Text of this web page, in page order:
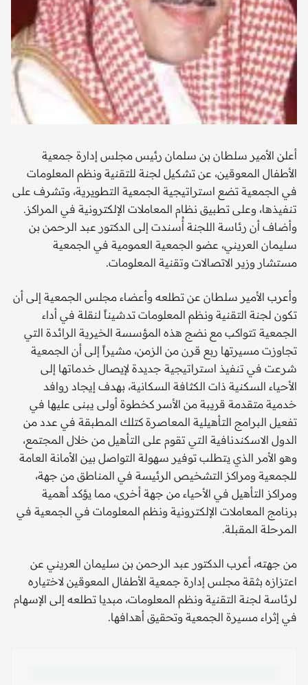
أعلن الأمير سلطان بن سلمان رئيس مجلس إدارة جمعية
الأطفال المعوقين، عن تشكيل لجنة للتقنية ونظم المعلومات
في الجمعية تضع استراتيجية الجمعية التطويرية، وتشرف على
تنفيذها، وعلى تطبيق نظام المعاملات الإلكترونية في المراكز.
وأضاف أن رئاسة اللجنة أُسندت إلى الدكتور عبد الرحمن بن
سليمان العريني، عضو الجمعية العمومية في الجمعية
مستشار وزير الاتصالات وتقنية المعلومات.
وأعرب الأمير سلطان عن تطلعه وأعضاء مجلس الجمعية إلى أن
تكون لجنة التقنية ونظم المعلومات تدشيناً لنقلة في أداء
الجمعية تتواكب مع نضج هذه المؤسسة الخيرية الرائدة التي
تجاوزت مسيرتها ربع قرن من الزمن، مشيراً إلى أن الجمعية
شرعت في تنفيذ استراتيجية جديدة لإيصال خدماتها إلى
الأحياء السكنية ذات الكثافة السكانية، بهدف إيجاد روافد
خدمية متقدمة قريبة من الأسر كخطوة أولى يبنى عليها في
تفعيل البرامج التأهيلية المعاصرة كتلك المطبقة في عدد من
الدول الاسكندنافية التي تقوم على التأهيل من خلال المجتمع،
وهو الأمر الذي يتطلب توفير سهولة التواصل بين الأمانة العامة
للجمعية ومراكز التشخيص الرئيسة في المناطق من جهة،
ومراكز التأهيل في الأحياء من جهة أخرى، مما يؤكد أهمية
برنامج المعاملات الإلكترونية ونظم المعلومات في الجمعية في
المرحلة المقبلة.
من جهته، أعرب الدكتور عبد الرحمن بن سليمان العريني عن
اعتزازه بثقة مجلس إدارة جمعية الأطفال المعوقين لاختياره
لرئاسة لجنة التقنية ونظم المعلومات، مبديا تطلعه إلى الإسهام
في إثراء مسيرة الجمعية وتحقيق أهدافها.